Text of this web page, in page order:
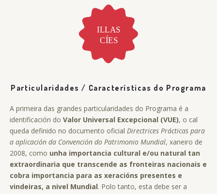
Particularidades / Características do Programa
A primeira das grandes particularidades do Programa é a
identificación do Valor Universal Excepcional (VUE), o cal
queda definido no documento oficial Directrices Prácticas para
a aplicación da Convención do Patrimonio Mundial, xaneiro de
2008, como unha importancia cultural e/ou natural tan
extraordinaria que transcende as fronteiras nacionais e
cobra importancia para as xeracións presentes e
vindeiras, a nivel Mundial. Polo tanto, esta debe ser a